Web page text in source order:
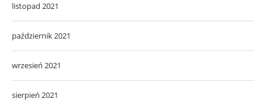
listopad 2021
październik 2021
wrzesień 2021
sierpień 2021